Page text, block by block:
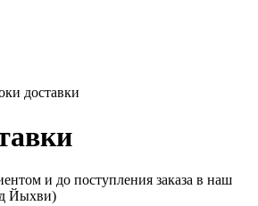
доставки
и до поступления заказа в наш
Йыхви)